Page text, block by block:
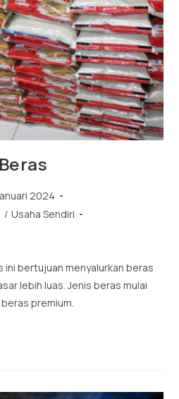
2024
/ Usaha Sendiri
bertujuan menyalurkan beras
lebih luas. Jenis beras mulai
premium.